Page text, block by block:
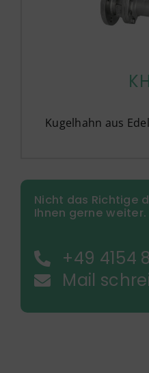
Kugelhahn aus
Nicht das Richtige
Ihnen gerne weiter.
+49 4154
Mail